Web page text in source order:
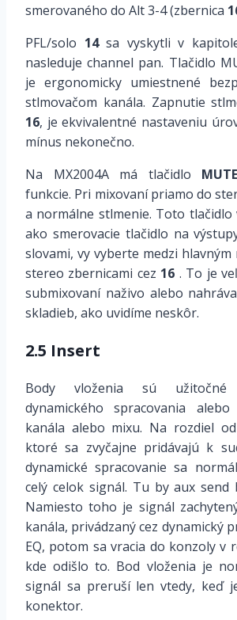
smerovaného do Alt 3-4 (zbernica
PFL/solo 14sa vyskytli v
nasleduje channel pan. Tlačidlo
je ergonomicky umiestnené
stlmovačom kanála. Zapnutie
16, je ekvivalentné nastaveniu
mínus nekonečno.
Na MX2004A má tlačidlo
funkcie. Pri mixovaní priamo do
a normálne stlmenie. Toto tlačidlo
ako smerovacie tlačidlo na
slovami, vy vyberte medzi
stereo zbernicami cez 16 . To je
submixovaní naživo alebo
skladieb, ako uvidíme neskôr.
2.5 Insert
Body vloženia sú
dynamického spracovania
kanála alebo mixu. Na rozdiel
ktoré sa zvyčajne pridávajú k
dynamické spracovanie sa
celý celok signál. Tu by aux send
Namiesto toho je signál
kanála, privádzaný cez dynamický
EQ, potom sa vracia do konzoly v
kde odišlo to. Bod vloženia je
signál sa preruší len vtedy, keď
konektor.